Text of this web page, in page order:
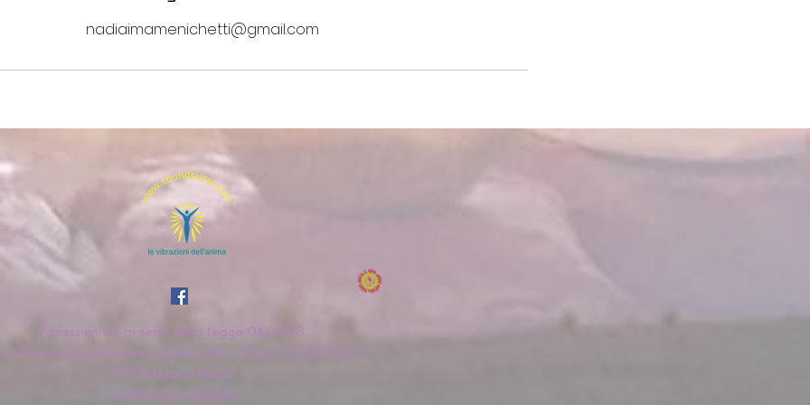
nadiaimamenichetti@gmail.com
Professionista ai sensi della Legge 04/2013
Benemerito Movimento Libere DBN - PIVA 15250001003
Via Stezzano Roma
Protetto da copyright